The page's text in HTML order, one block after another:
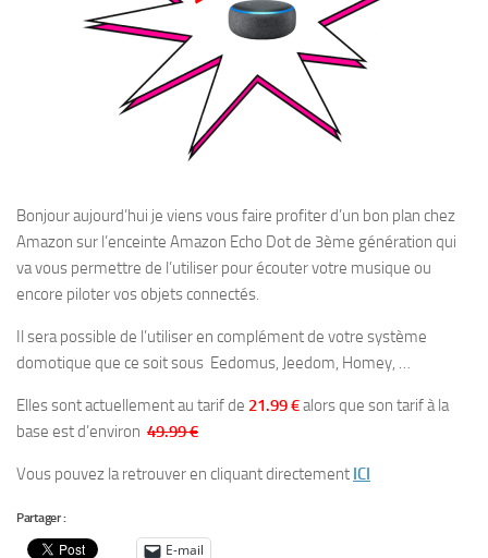
Bonjour aujourd’hui je viens vous faire profiter d’un bon plan chez
Amazon sur l’enceinte Amazon Echo Dot de 3ème génération qui
va vous permettre de l’utiliser pour écouter votre musique ou
encore piloter vos objets connectés.
Il sera possible de l’utiliser en complément de votre système
domotique que ce soit sous Eedomus, Jeedom, Homey, …
Elles sont actuellement au tarif de 21.99 €alors que son tarif à la
base est d’environ 49.99 €
Vous pouvez la retrouver en cliquant directement ICI
Partager :
E-mail